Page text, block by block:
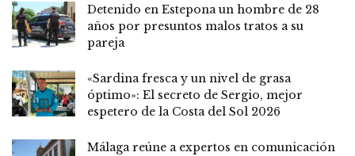
Detenido en Estepona un hombre de 28
años por presuntos malos tratos a su
pareja
«Sardina fresca y un nivel de grasa
óptimo»: El secreto de Sergio, mejor
espetero de la Costa del Sol 2026
Málaga reúne a expertos en comunicación